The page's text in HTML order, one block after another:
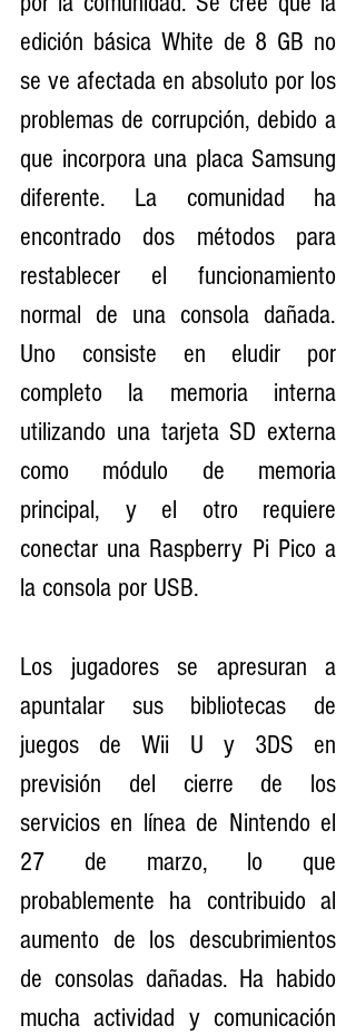
edición básica White de 8 GB no
se ve afectada en absoluto por los
problemas de corrupción, debido a
que incorpora una placa Samsung
diferente. La comunidad ha
encontrado dos métodos para
restablecer el funcionamiento
normal de una consola dañada.
Uno consiste en eludir por
completo la memoria interna
utilizando una tarjeta SD externa
como módulo de memoria
principal, y el otro requiere
conectar una Raspberry Pi Pico a
la consola por USB.
Los jugadores se apresuran a
apuntalar sus bibliotecas de
juegos de Wii U y 3DS en
previsión del cierre de los
servicios en línea de Nintendo el
27 de marzo, lo que
probablemente ha contribuido al
aumento de los descubrimientos
de consolas dañadas. Ha habido
mucha actividad y comunicación